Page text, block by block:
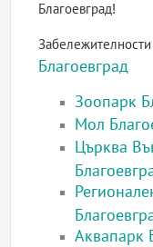
Благоевград!
Благоевград
Зоопарк
Мол
Църква
Аквапарк